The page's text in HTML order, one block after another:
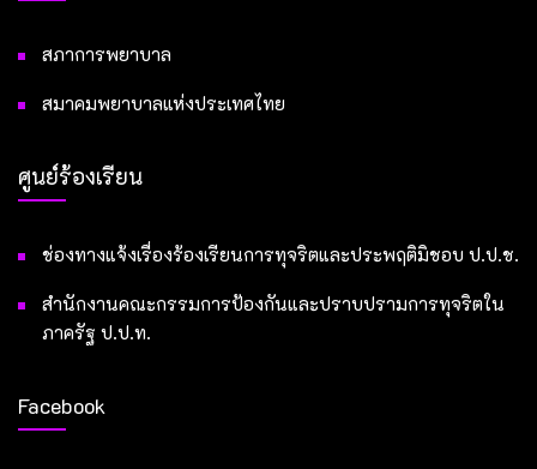
สภาการพยาบาล
สมาคมพยาบาลแห่งประเทศไทย
ศูนย์ร้องเรียน
ช่องทางแจ้งเรื่องร้องเรียนการทุจริตและประพฤติมิชอบ ป.ป.ช.
สำนักงานคณะกรรมการป้องกันและปราบปรามการทุจริตใน
ภาครัฐ ป.ป.ท.
Facebook